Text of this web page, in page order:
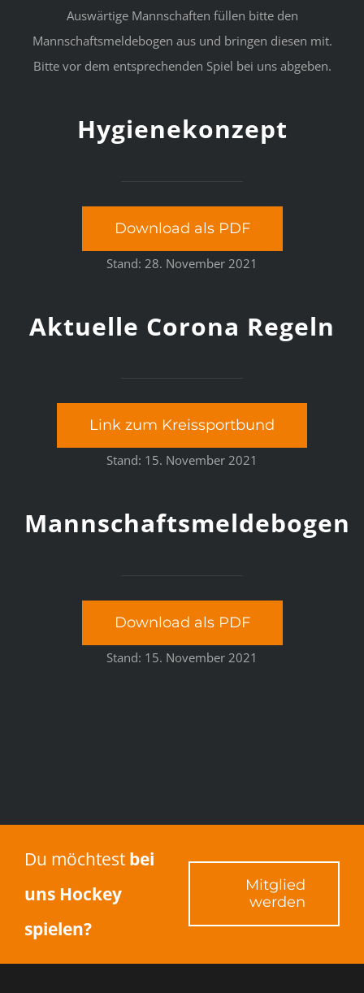
Auswärtige Mannschaften füllen bitte den
Mannschaftsmeldebogen aus und bringen diesen mit.
Bitte vor dem entsprechenden Spiel bei uns abgeben.
Hygienekonzept
Download als PDF
Stand: 28. November 2021
Aktuelle Corona Regeln
Link zum Kreissportbund
Stand: 15. November 2021
Mannschaftsmeldebogen
Download als PDF
Stand: 15. November 2021
Du möchtest bei
uns Hockey
spielen?
Mitglied
werden